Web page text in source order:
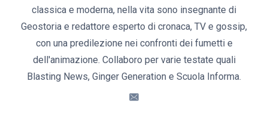
classica e moderna, nella vita sono insegnante di
Geostoria e redattore esperto di cronaca, TV e gossip,
con una predilezione nei confronti dei fumetti e
dell'animazione. Collaboro per varie testate quali
Blasting News, Ginger Generation e Scuola Informa.